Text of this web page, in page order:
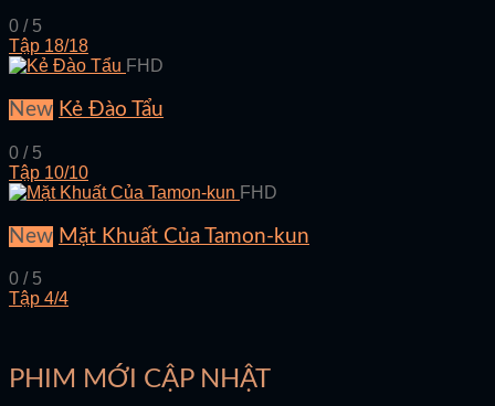
0 / 5
Tập 18/18
FHD
New Kẻ Đào Tẩu
0 / 5
Tập 10/10
FHD
New Mặt Khuất Của Tamon-kun
0 / 5
Tập 4/4
PHIM MỚI CẬP NHẬT